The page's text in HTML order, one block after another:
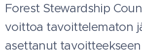
Forest Stewardship
voittoa tavoittelematon
asettanut